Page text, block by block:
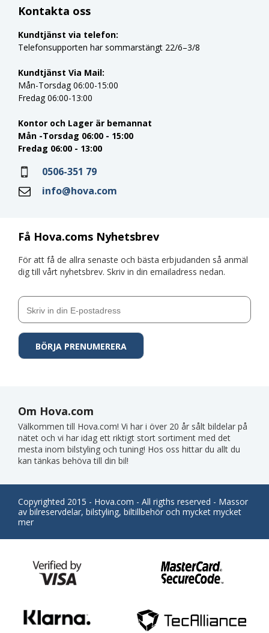
Få Hova.coms Nyhetsbrev
För att få de allra senaste och bästa erbjudanden så anmäl
dig till vårt nyhetsbrev. Skriv in din emailadress nedan.
Kontakta oss
Kundtjänst via telefon:
Telefonsupporten har sommarstängt 22/6–3/8
Kundtjänst Via Mail:
Mån-Torsdag 06:00-15:00
Fredag 06:00-13:00
Kontor och Lager är bemannat
Mån -Torsdag 06:00 - 15:00
Fredag 06:00 - 13:00
0506-351 79
info@hova.com
Om Hova.com
Välkommen till Hova.com! Vi har i över 20 år sålt bildelar på
nätet och vi har idag ett riktigt stort sortiment med det
mesta inom bilstyling och tuning! Hos oss hittar du allt du
kan tänkas behöva till din bil!
Copyrighted 2015 - Hova.com - All rigths reserved - Massor
av bilreservdelar, bilstyling, biltillbehör och mycket mycket
mer